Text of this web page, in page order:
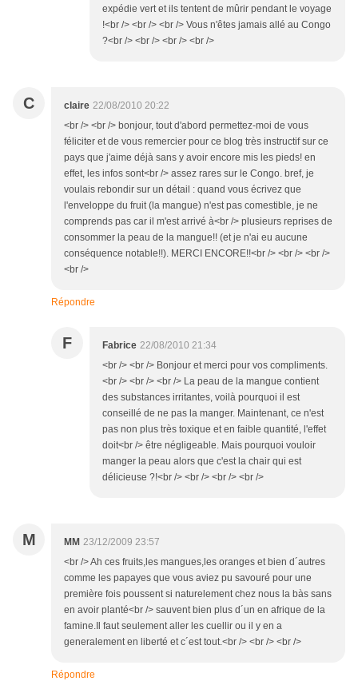
expédie vert et ils tentent de mûrir pendant le voyage
!<br /> <br /> <br /> Vous n'êtes jamais allé au Congo
?<br /> <br /> <br /> <br />
C claire 22/08/2010 20:22
<br /> <br /> bonjour, tout d'abord permettez-moi de vous
féliciter et de vous remercier pour ce blog très instructif sur ce
pays que j'aime déjà sans y avoir encore mis les pieds! en
effet, les infos sont<br /> assez rares sur le Congo. bref, je
voulais rebondir sur un détail : quand vous écrivez que
l'enveloppe du fruit (la mangue) n'est pas comestible, je ne
comprends pas car il m'est arrivé à<br /> plusieurs reprises de
consommer la peau de la mangue!! (et je n'ai eu aucune
conséquence notable!!). MERCI ENCORE!!<br /> <br /> <br />
<br />
Répondre
F Fabrice 22/08/2010 21:34
<br /> <br /> Bonjour et merci pour vos compliments.
<br /> <br /> <br /> La peau de la mangue contient
des substances irritantes, voilà pourquoi il est
conseillé de ne pas la manger. Maintenant, ce n'est
pas non plus très toxique et en faible quantité, l'effet
doit<br /> être négligeable. Mais pourquoi vouloir
manger la peau alors que c'est la chair qui est
délicieuse ?!<br /> <br /> <br /> <br />
M MM 23/12/2009 23:57
<br /> Ah ces fruits,les mangues,les oranges et bien d´autres
comme les papayes que vous aviez pu savouré pour une
première fois poussent si naturelement chez nous la bàs sans
en avoir planté<br /> sauvent bien plus d´un en afrique de la
famine.Il faut seulement aller les cuellir ou il y en a
generalement en liberté et c´est tout.<br /> <br /> <br />
Répondre